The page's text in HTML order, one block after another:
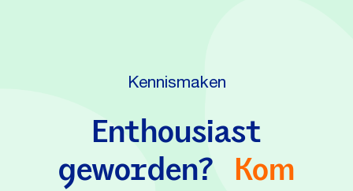
Kennismaken
Enthousiast
geworden? Kom